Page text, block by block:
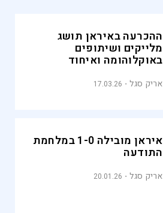
ההכרעה באיראן תושג
מלייקים ושיתופים
באוקלוהומה ואיחוד
אריק סגל 17.03.26
איראן מובילה 1-0 במלחמת
התודעה
אריק סגל 20.01.26